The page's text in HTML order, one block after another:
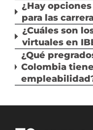
¿Hay
para las
¿Cuáles son
virtuales en
¿Qué
Colombia